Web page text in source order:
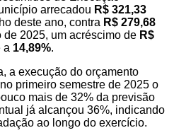
arrecadou R$ 321,33
deste ano, contra R$ 279,68
de 2025, um acréscimo de R$
a 14,89%.
a execução do orçamento
primeiro semestre de 2025 o
mais de 32% da previsão
já alcançou 36%, indicando
ao longo do exercício.